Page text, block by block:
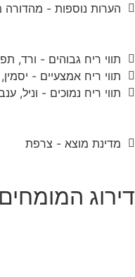
הערות נוספות -
תווי ריח גבוהים - ורד,
תווי ריח אמצעיים -
תווי ריח נמוכים - וניל,
מדינת מוצא - צרפת
דירוג המומחים